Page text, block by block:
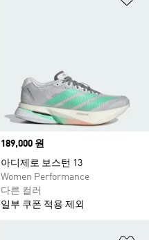
Price
189,000 원
아디제로 보스턴 13
Women Performance
다른 컬러
일부 쿠폰 적용 제외